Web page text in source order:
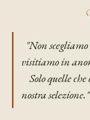
"Non
visitiamo in
Solo quelle
nostra selezione."